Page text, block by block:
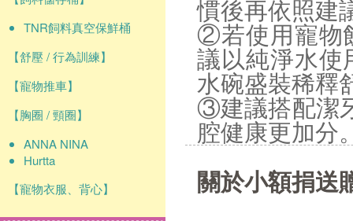
TNR飼料真空保鮮桶
【舒壓 / 行為訓練】
【寵物推車】
【胸圈 / 頸圈】
ANNA NINA
Hurtta
【寵物衣服、背心】
慣後再依照建
②若使用寵物
議以純淨水使
水碗盛裝稀釋
③建議搭配潔
腔健康更加分
關於小額捐送